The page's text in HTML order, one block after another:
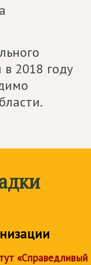
2018 году
«Справедливый